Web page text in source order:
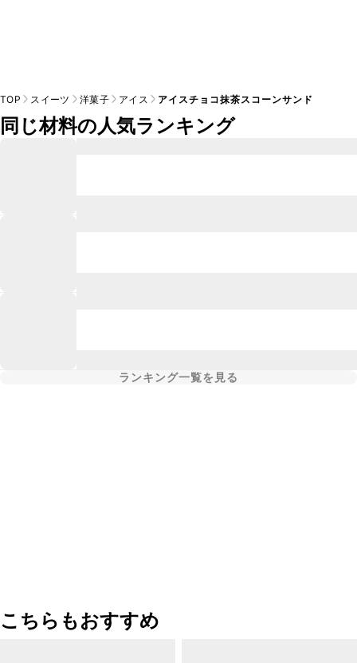
TOP スイーツ 洋菓子 アイス アイスチョコ抹茶スコーンサンド
同じ材料の人気ランキング
ランキング一覧を見る
こちらもおすすめ